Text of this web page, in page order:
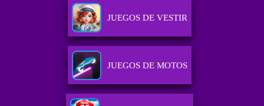
JUEGOS DE VESTIR
JUEGOS DE MOTOS